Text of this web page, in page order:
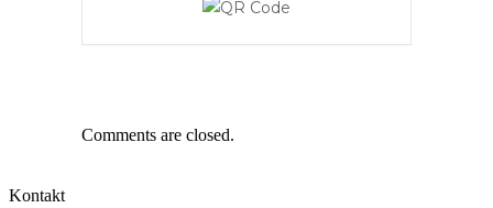
Comments are closed.
Kontakt